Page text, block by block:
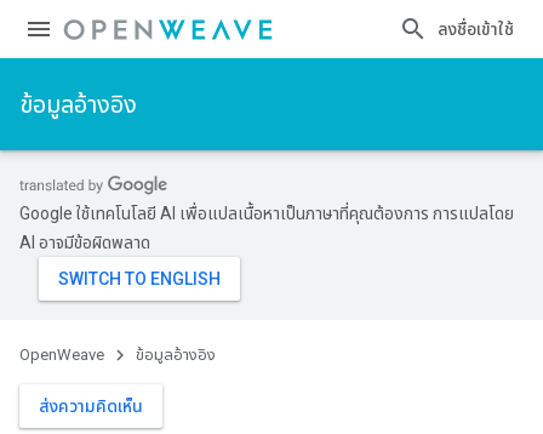
ลงชื่อเข้าใช้
ข้อมูลอ้างอิง
Google ใช้เทคโนโลยี AI เพื่อแปลเนื้อหาเป็นภาษาที่คุณต้องการ การแปลโดย
AI อาจมีข้อผิดพลาด
OpenWeave ข้อมูลอ้างอิง
ส่งความคิดเห็น